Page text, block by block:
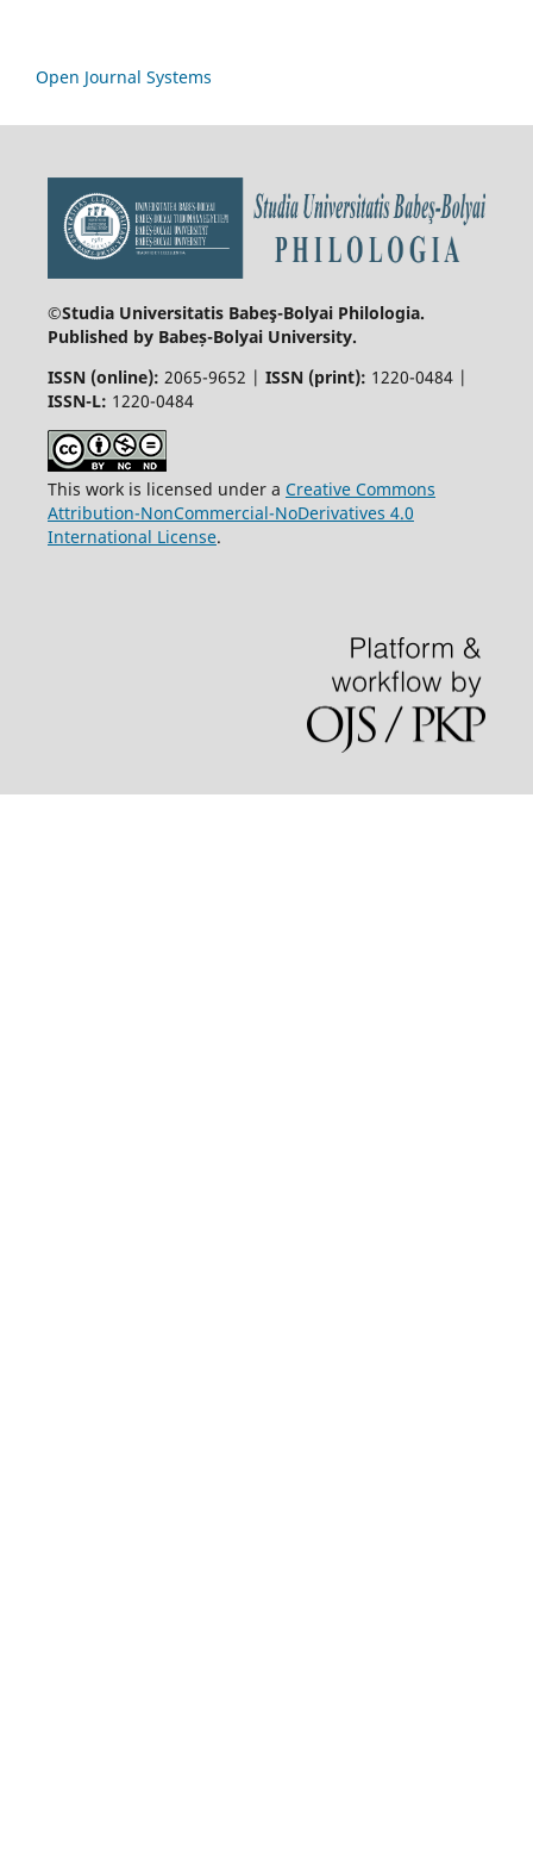
Open Journal Systems
©Studia Universitatis Babeş-Bolyai Philologia.
Published by Babeș-Bolyai University.
ISSN (online): 2065-9652 | ISSN (print): 1220-0484 |
ISSN-L: 1220-0484
This work is licensed under a Creative Commons
Attribution-NonCommercial-NoDerivatives 4.0
International License.